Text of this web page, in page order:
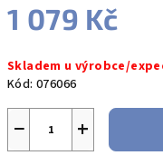
1 079 Kč
cena:
Skladem u výrobce/
Kód: 076066
+
−